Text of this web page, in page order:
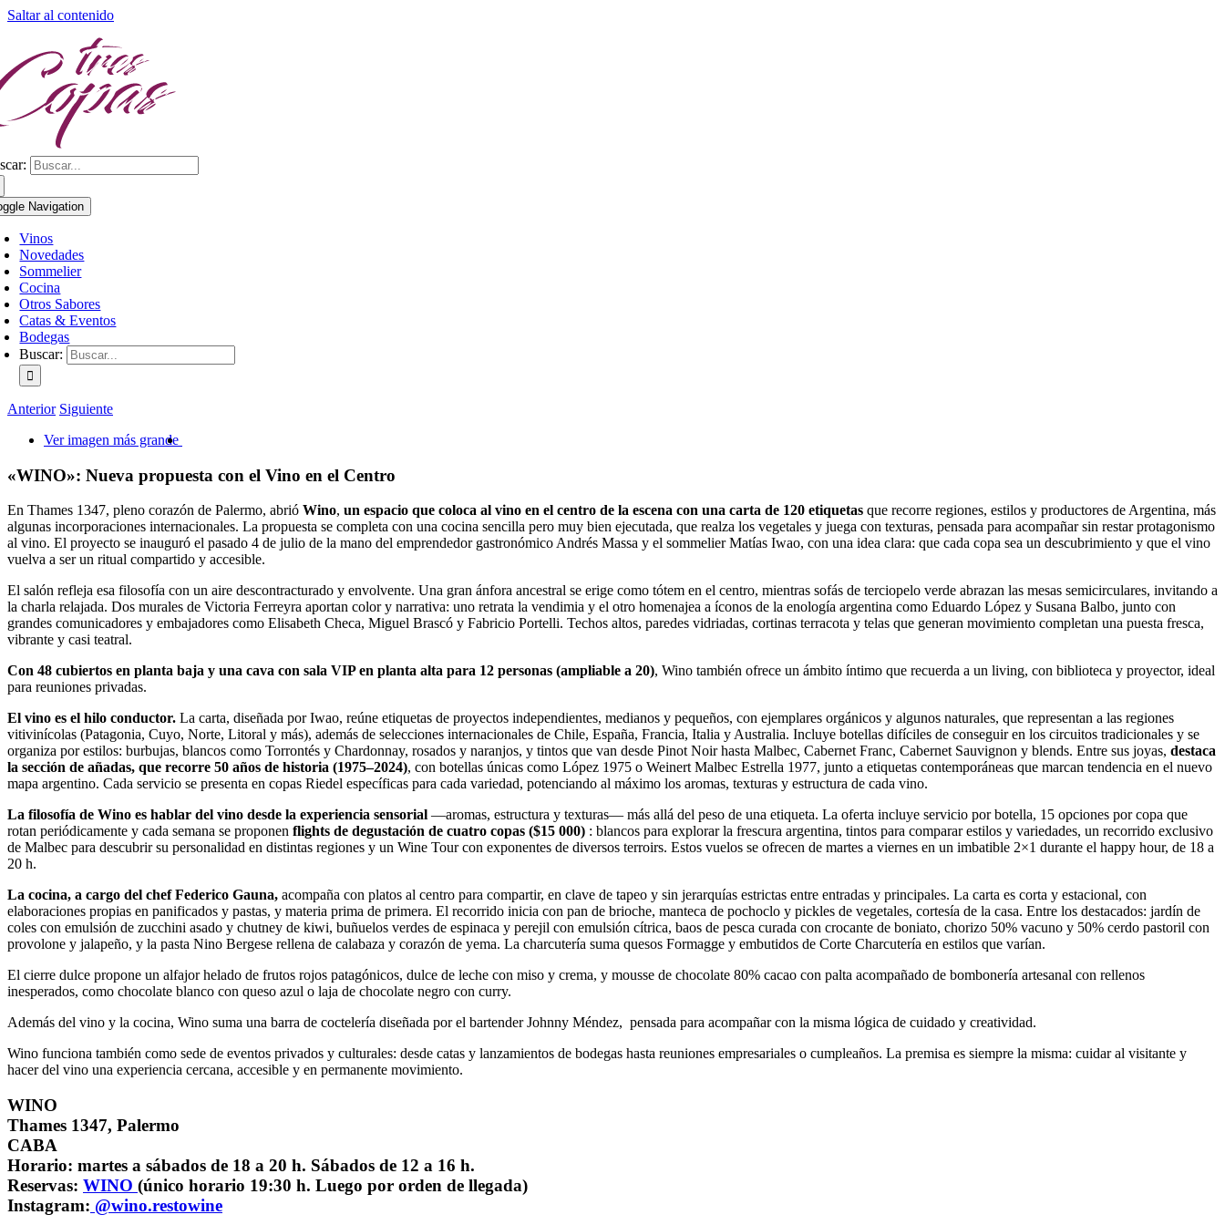
Saltar al contenido
Navigation
Vinos
Novedades
Sommelier
Cocina
Otros Sabores
Catas & Eventos
Bodegas
Buscar:
Anterior Siguiente
Ver imagen más grande
«WINO»: Nueva propuesta con el Vino en el Centro
En Thames 1347, pleno corazón de Palermo, abrió Wino, un espacio que coloca al vino en el centro de la escena con una carta de 120 etiquetas que recorre regiones, estilos y productores de Argentina, más
algunas incorporaciones internacionales. La propuesta se completa con una cocina sencilla pero muy bien ejecutada, que realza los vegetales y juega con texturas, pensada para acompañar sin restar protagonismo
al vino. El proyecto se inauguró el pasado 4 de julio de la mano del emprendedor gastronómico Andrés Massa y el sommelier Matías Iwao, con una idea clara: que cada copa sea un descubrimiento y que el vino
vuelva a ser un ritual compartido y accesible.
El salón refleja esa filosofía con un aire descontracturado y envolvente. Una gran ánfora ancestral se erige como tótem en el centro, mientras sofás de terciopelo verde abrazan las mesas semicirculares, invitando a
la charla relajada. Dos murales de Victoria Ferreyra aportan color y narrativa: uno retrata la vendimia y el otro homenajea a íconos de la enología argentina como Eduardo López y Susana Balbo, junto con
grandes comunicadores y embajadores como Elisabeth Checa, Miguel Brascó y Fabricio Portelli. Techos altos, paredes vidriadas, cortinas terracota y telas que generan movimiento completan una puesta fresca,
vibrante y casi teatral.
Con 48 cubiertos en planta baja y una cava con sala VIP en planta alta para 12 personas (ampliable a 20), Wino también ofrece un ámbito íntimo que recuerda a un living, con biblioteca y proyector, ideal
para reuniones privadas.
El vino es el hilo conductor. La carta, diseñada por Iwao, reúne etiquetas de proyectos independientes, medianos y pequeños, con ejemplares orgánicos y algunos naturales, que representan a las regiones
vitivinícolas (Patagonia, Cuyo, Norte, Litoral y más), además de selecciones internacionales de Chile, España, Francia, Italia y Australia. Incluye botellas difíciles de conseguir en los circuitos tradicionales y se
organiza por estilos: burbujas, blancos como Torrontés y Chardonnay, rosados y naranjos, y tintos que van desde Pinot Noir hasta Malbec, Cabernet Franc, Cabernet Sauvignon y blends. Entre sus joyas, destaca
la sección de añadas, que recorre 50 años de historia (1975–2024), con botellas únicas como López 1975 o Weinert Malbec Estrella 1977, junto a etiquetas contemporáneas que marcan tendencia en el nuevo
mapa argentino. Cada servicio se presenta en copas Riedel específicas para cada variedad, potenciando al máximo los aromas, texturas y estructura de cada vino.
La filosofía de Wino es hablar del vino desde la experiencia sensorial —aromas, estructura y texturas— más allá del peso de una etiqueta. La oferta incluye servicio por botella, 15 opciones por copa que
rotan periódicamente y cada semana se proponen flights de degustación de cuatro copas ($15 000) : blancos para explorar la frescura argentina, tintos para comparar estilos y variedades, un recorrido exclusivo
de Malbec para descubrir su personalidad en distintas regiones y un Wine Tour con exponentes de diversos terroirs. Estos vuelos se ofrecen de martes a viernes en un imbatible 2×1 durante el happy hour, de 18 a
20 h.
La cocina, a cargo del chef Federico Gauna, acompaña con platos al centro para compartir, en clave de tapeo y sin jerarquías estrictas entre entradas y principales. La carta es corta y estacional, con
elaboraciones propias en panificados y pastas, y materia prima de primera. El recorrido inicia con pan de brioche, manteca de pochoclo y pickles de vegetales, cortesía de la casa. Entre los destacados: jardín de
coles con emulsión de zucchini asado y chutney de kiwi, buñuelos verdes de espinaca y perejil con emulsión cítrica, baos de pesca curada con crocante de boniato, chorizo 50% vacuno y 50% cerdo pastoril con
provolone y jalapeño, y la pasta Nino Bergese rellena de calabaza y corazón de yema. La charcutería suma quesos Formagge y embutidos de Corte Charcutería en estilos que varían.
El cierre dulce propone un alfajor helado de frutos rojos patagónicos, dulce de leche con miso y crema, y mousse de chocolate 80% cacao con palta acompañado de bombonería artesanal con rellenos
inesperados, como chocolate blanco con queso azul o laja de chocolate negro con curry.
Además del vino y la cocina, Wino suma una barra de coctelería diseñada por el bartender Johnny Méndez, pensada para acompañar con la misma lógica de cuidado y creatividad.
Wino funciona también como sede de eventos privados y culturales: desde catas y lanzamientos de bodegas hasta reuniones empresariales o cumpleaños. La premisa es siempre la misma: cuidar al visitante y
hacer del vino una experiencia cercana, accesible y en permanente movimiento.
WINO
Thames 1347, Palermo
CABA
Horario: martes a sábados de 18 a 20 h. Sábados de 12 a 16 h.
Reservas: WINO (único horario 19:30 h. Luego por orden de llegada)
Instagram: @wino.restowine